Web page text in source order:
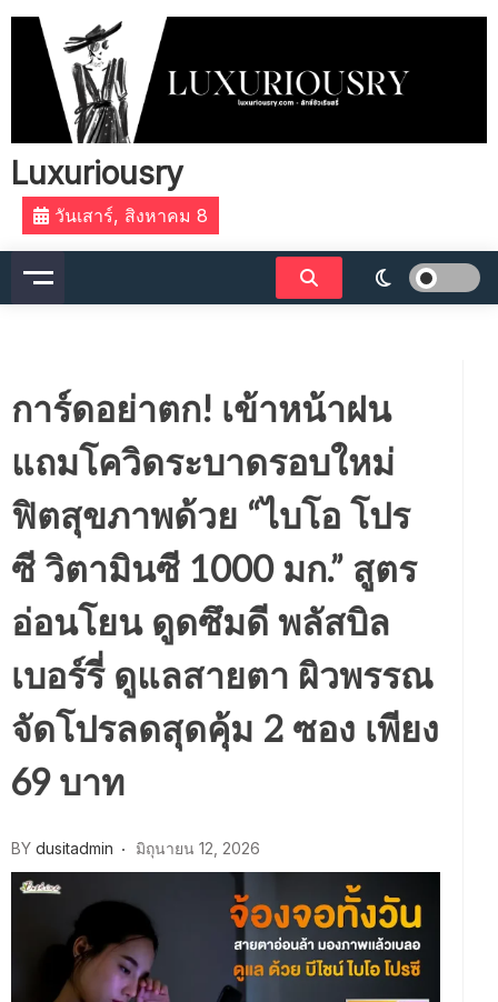
Skip
content
Luxuriousry
วันเสาร์, สิงหาคม 8
การ์ดอย่าตก! เข้าหน้าฝน
แถมโควิดระบาดรอบใหม่
ฟิตสุขภาพด้วย “ไบโอ โปร
ซี วิตามินซี 1000 มก.” สูตร
อ่อนโยน ดูดซึมดี พลัสบิล
เบอร์รี่ ดูแลสายตา ผิวพรรณ
จัดโปรลดสุดคุ้ม 2 ซอง เพียง
69 บาท
BY dusitadmin มิถุนายน 12, 2026